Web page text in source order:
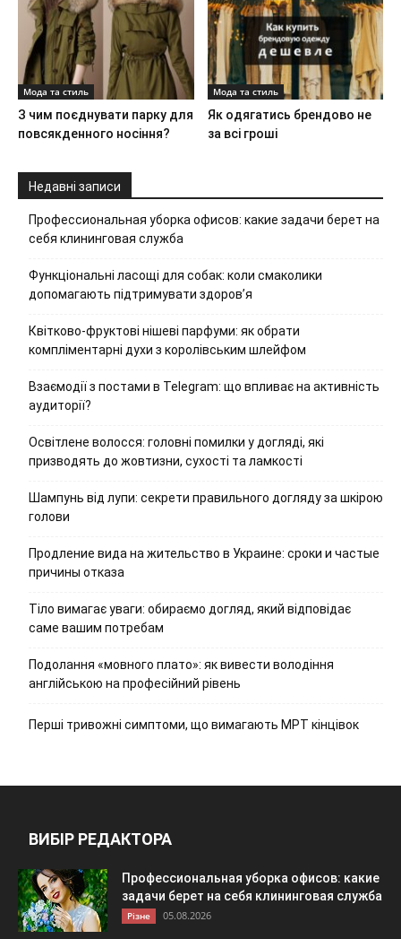
Мода та стиль
З чим поєднувати парку для
повсякденного носіння?
Мода та стиль
Як одягатись брендово не
за всі гроші
Недавні записи
Профессиональная уборка офисов: какие задачи берет на
себя клининговая служба
Функціональні ласощі для собак: коли смаколики
допомагають підтримувати здоров’я
Квітково-фруктові нішеві парфуми: як обрати
компліментарні духи з королівським шлейфом
Взаємодії з постами в Telegram: що впливає на активність
аудиторії?
Освітлене волосся: головні помилки у догляді, які
призводять до жовтизни, сухості та ламкості
Шампунь від лупи: секрети правильного догляду за шкірою
голови
Продление вида на жительство в Украине: сроки и частые
причины отказа
Тіло вимагає уваги: обираємо догляд, який відповідає
саме вашим потребам
Подолання «мовного плато»: як вивести володіння
англійською на професійний рівень
Перші тривожні симптоми, що вимагають МРТ кінцівок
ВИБІР РЕДАКТОРА
Профессиональная уборка офисов: какие
задачи берет на себя клининговая служба
Різне 05.08.2026